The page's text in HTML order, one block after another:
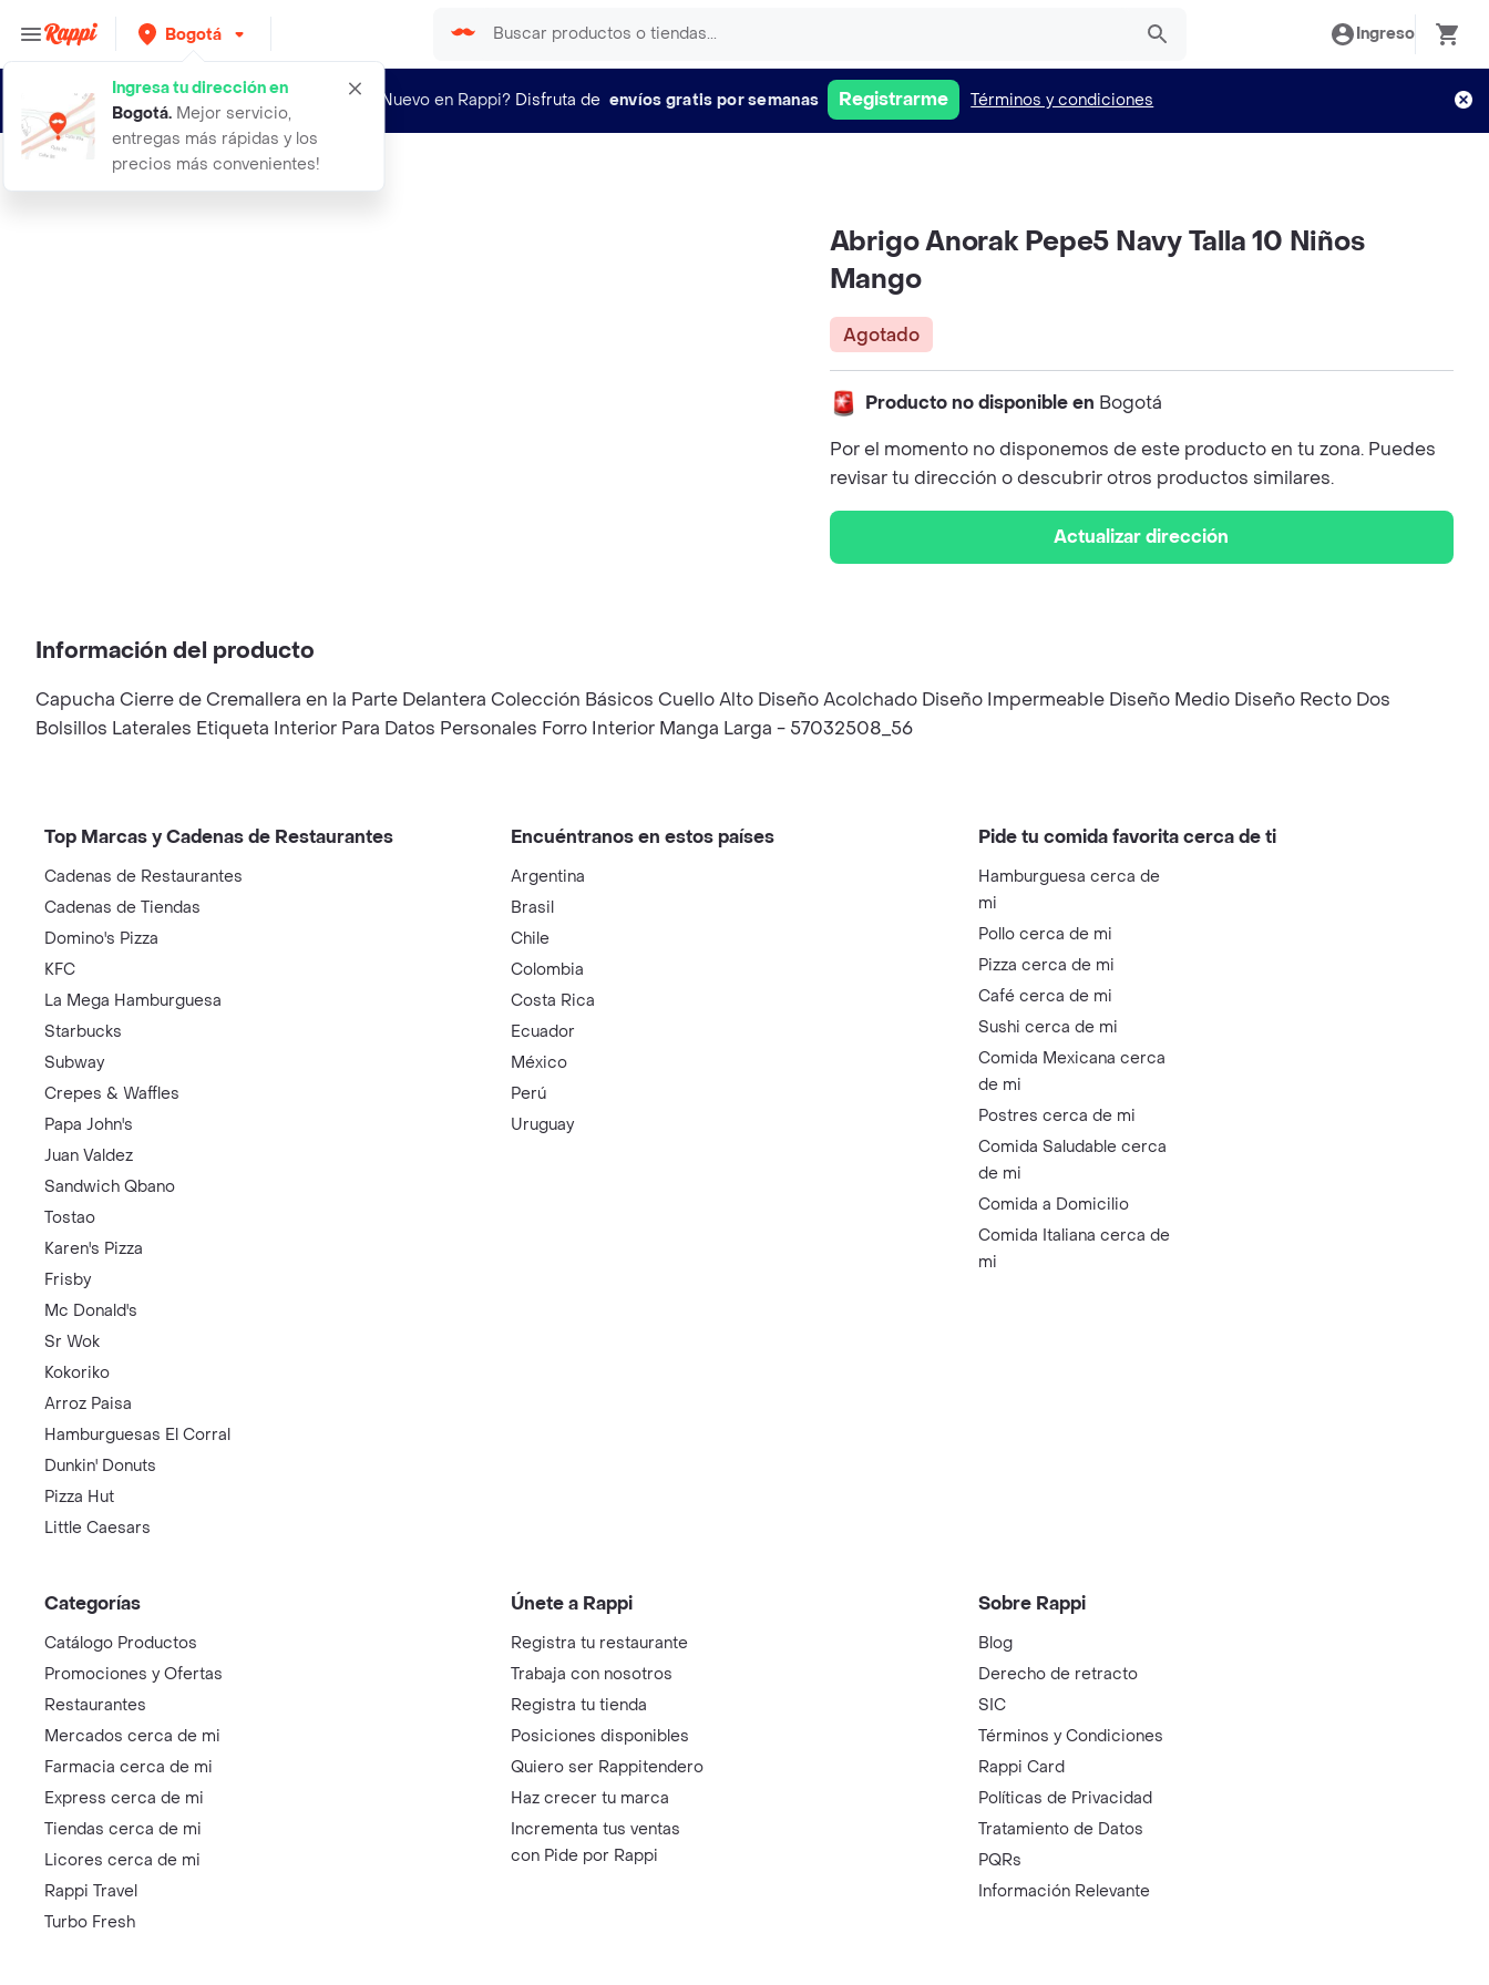
Bogotá
Ingresa tu dirección en
Bogotá. Mejor servicio,
entregas más rápidas y los
precios más convenientes!
Ingreso
¿Nuevo en Rappi? Disfruta de envíos gratis por semanas Registrarme Términos y condiciones
abrigo anorak pepe5 navy talla 10 n
Abrigo Anorak Pepe5 Navy Talla 10 Niños
Mango
Agotado
Producto no disponible en Bogotá
Por el momento no disponemos de este producto en tu zona. Puedes
revisar tu dirección o descubrir otros productos similares.
Actualizar dirección
Información del producto
Capucha Cierre de Cremallera en la Parte Delantera Colección Básicos Cuello Alto Diseño Acolchado Diseño Impermeable Diseño Medio Diseño Recto Dos
Bolsillos Laterales Etiqueta Interior Para Datos Personales Forro Interior Manga Larga - 57032508_56
Top Marcas y Cadenas de Restaurantes
Cadenas de Restaurantes
Cadenas de Tiendas
Domino's Pizza
KFC
La Mega Hamburguesa
Starbucks
Subway
Crepes & Waffles
Papa John's
Juan Valdez
Sandwich Qbano
Tostao
Karen's Pizza
Frisby
Mc Donald's
Sr Wok
Kokoriko
Arroz Paisa
Hamburguesas El Corral
Dunkin' Donuts
Pizza Hut
Little Caesars
Encuéntranos en estos países
Argentina
Brasil
Chile
Colombia
Costa Rica
Ecuador
México
Perú
Uruguay
Pide tu comida favorita cerca de ti
Hamburguesa cerca de
mi
Pollo cerca de mi
Pizza cerca de mi
Café cerca de mi
Sushi cerca de mi
Comida Mexicana cerca
de mi
Postres cerca de mi
Comida Saludable cerca
de mi
Comida a Domicilio
Comida Italiana cerca de
mi
Categorías
Catálogo Productos
Promociones y Ofertas
Restaurantes
Mercados cerca de mi
Farmacia cerca de mi
Express cerca de mi
Tiendas cerca de mi
Licores cerca de mi
Rappi Travel
Turbo Fresh
Únete a Rappi
Registra tu restaurante
Trabaja con nosotros
Registra tu tienda
Posiciones disponibles
Quiero ser Rappitendero
Haz crecer tu marca
Incrementa tus ventas
con Pide por Rappi
Sobre Rappi
Blog
Derecho de retracto
SIC
Términos y Condiciones
Rappi Card
Políticas de Privacidad
Tratamiento de Datos
PQRs
Información Relevante